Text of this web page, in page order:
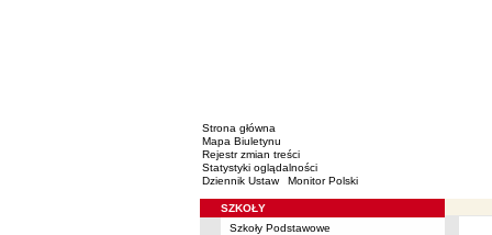
Strona główna
Mapa Biuletynu
Rejestr zmian treści
Statystyki oglądalności
Dziennik Ustaw
Monitor Polski
Menu
SZKOŁY
Szkoły Podstawowe